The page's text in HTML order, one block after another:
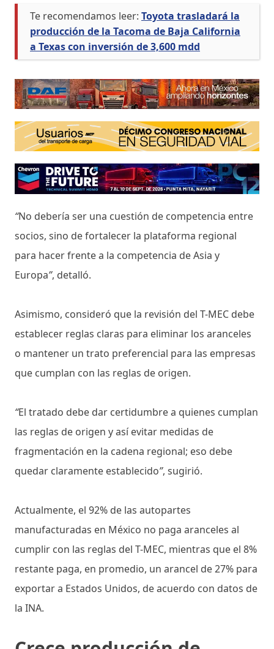
Te recomendamos leer: Toyota trasladará la
producción de la Tacoma de Baja California
a Texas con inversión de 3,600 mdd
“No debería ser una cuestión de competencia entre
socios, sino de fortalecer la plataforma regional
para hacer frente a la competencia de Asia y
Europa”, detalló.
Asimismo, consideró que la revisión del T-MEC debe
establecer reglas claras para eliminar los aranceles
o mantener un trato preferencial para las empresas
que cumplan con las reglas de origen.
“El tratado debe dar certidumbre a quienes cumplan
las reglas de origen y así evitar medidas de
fragmentación en la cadena regional; eso debe
quedar claramente establecido”, sugirió.
Actualmente, el 92% de las autopartes
manufacturadas en México no paga aranceles al
cumplir con las reglas del T-MEC, mientras que el 8%
restante paga, en promedio, un arancel de 27% para
exportar a Estados Unidos, de acuerdo con datos de
la INA.